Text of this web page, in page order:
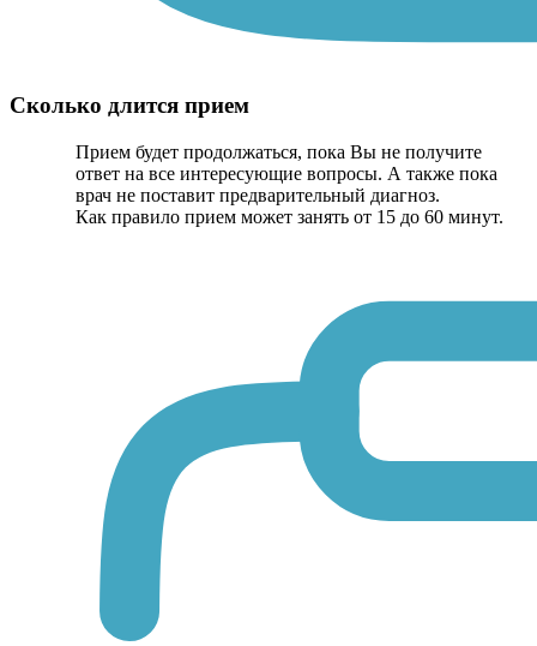
Сколько длится прием
Прием будет продолжаться, пока Вы не получите
ответ на все интересующие вопросы. А также пока
врач не поставит предварительный диагноз.
Как правило прием может занять от 15 до 60 минут.